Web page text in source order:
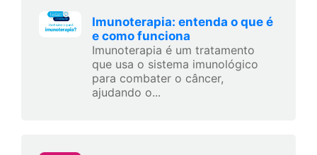
Imunoterapia: entenda o que é
e como funciona
Imunoterapia é um tratamento
que usa o sistema imunológico
para combater o câncer,
ajudando o...